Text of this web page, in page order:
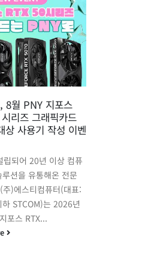
8월 PNY 지포스
리즈 그래픽카드
상 사용기 작성 이벤
립되어 20년 이상 컴퓨
션을 유통해온 전문
)에스티컴퓨터(대표:
하 STCOM)는 2026년
포스 RTX...